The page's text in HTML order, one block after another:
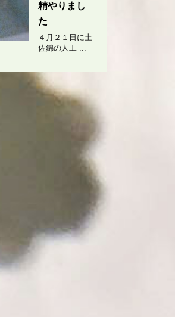
精やりまし
た
４月２１日に土
佐錦の人工 ...